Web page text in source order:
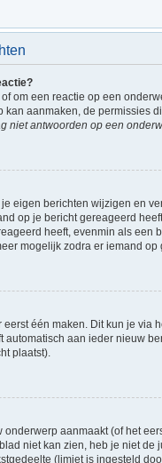
om een reactie op een
aanmaken, de
niet antwoorden op een
eigen berichten wijzigen en
op je bericht gereageerd
heeft, evenmin als
mogelijk zodra er iemand op
één maken. Dit kun je
automatisch aan ieder nieuw
plaatst).
aanmaakt (of het
niet kan zien, heb je niet
(limiet is ingesteld